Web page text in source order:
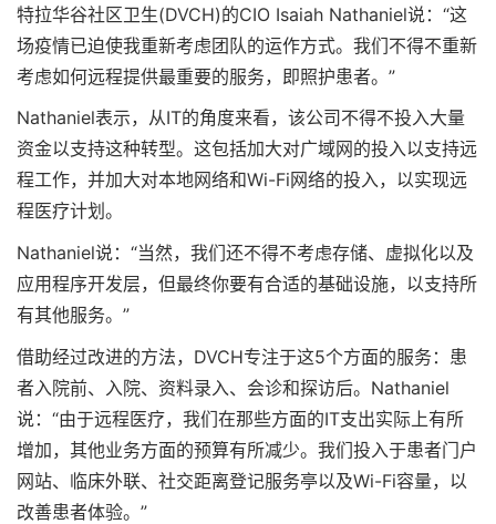
特拉华谷社区卫生(DVCH)的CIO Isaiah Nathaniel说：“这
场疫情已迫使我重新考虑团队的运作方式。我们不得不重新
考虑如何远程提供最重要的服务，即照护患者。”
Nathaniel表示，从IT的角度来看，该公司不得不投入大量
资金以支持这种转型。这包括加大对广域网的投入以支持远
程工作，并加大对本地网络和Wi-Fi网络的投入，以实现远
程医疗计划。
Nathaniel说：“当然，我们还不得不考虑存储、虚拟化以及
应用程序开发层，但最终你要有合适的基础设施，以支持所
有其他服务。”
借助经过改进的方法，DVCH专注于这5个方面的服务：患
者入院前、入院、资料录入、会诊和探访后。Nathaniel
说：“由于远程医疗，我们在那些方面的IT支出实际上有所
增加，其他业务方面的预算有所减少。我们投入于患者门户
网站、临床外联、社交距离登记服务亭以及Wi-Fi容量，以
改善患者体验。”